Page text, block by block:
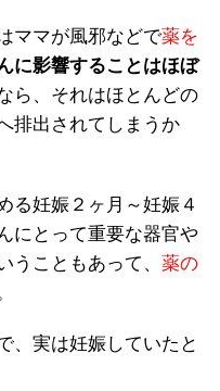
ママが風邪などで薬を
に影響することはほぼ
ら、それはほとんどの
排出されてしまうか
る妊娠２ヶ月～妊娠４
にとって重要な器官や
うこともあって、 薬の
、実は妊娠していたと